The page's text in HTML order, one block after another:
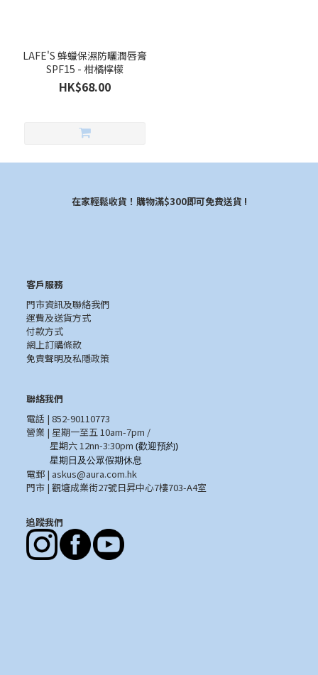
LAFE'S 蜂蠟保濕防曬潤唇膏
SPF15 - 柑橘檸檬
HK$68.00
在家輕鬆收貨！購物滿$300即可免費送貨 !
客戶服務
門市資訊及聯絡我們
運費及送貨方式
付款方式
網上訂購條款
免責聲明及私隱政策
聯絡我們
電話 | 852-90110773
營業 | 星期一至五 10am-7pm /
星期六 12nn-3:30pm (歡迎預約)
星期日及公眾假期休息
電郵 | askus@aura.com.hk
門市 | 觀塘成業街27號日昇中心7樓703-A4室
追蹤我們